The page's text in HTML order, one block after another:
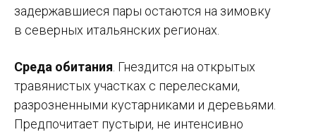
задержавшиеся пары остаются на зимовку
в северных итальянских регионах.
Среда обитания . Гнездится на открытых
травянистых участках с перелесками,
разрозненными кустарниками и деревьями.
Предпочитает пустыри, не интенсивно